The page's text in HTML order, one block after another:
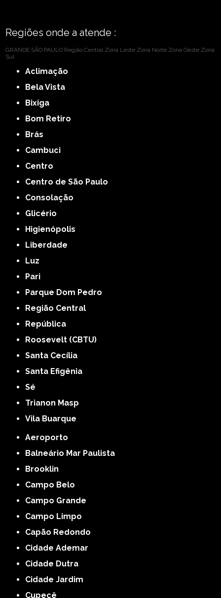
Regiões onde a atende :
GRANDE SÃO PAULO Região Central Zona Leste Zona Norte Zona Oeste Zona
Sul
Aclimação
Bela Vista
Bixiga
Bom Retiro
Brás
Cambuci
Centro
Centro de São Paulo
Consolação
Glicério
Higienópolis
Liberdade
Luz
Pari
Parque Dom Pedro
Região Central
República
Roosevelt (CBTU)
Santa Cecília
Santa Efigênia
Sé
Trianon Masp
Vila Buarque
Aeroporto
Balneário Mar Paulista
Brooklin
Campo Belo
Campo Grande
Campo Limpo
Capão Redondo
Cidade Ademar
Cidade Dutra
Cidade Jardim
Cupecê